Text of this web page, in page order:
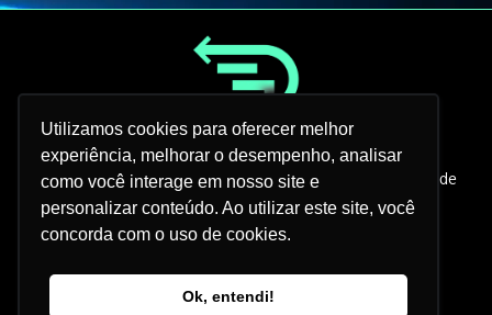
Utilizamos cookies para oferecer melhor
experiência, melhorar o desempenho, analisar
como você interage em nosso site e
personalizar conteúdo. Ao utilizar este site, você
concorda com o uso de cookies.
Ok, entendi!
Criamos métodos que impulsionam o crescimento de
pessoas, empresas e projetos.
Telefone: